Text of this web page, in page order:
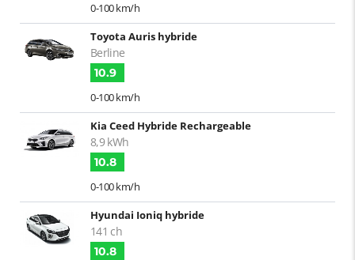
0-100 km/h
Toyota Auris hybride
Berline
10.9
0-100 km/h
Kia Ceed Hybride Rechargeable
8,9 kWh
10.8
0-100 km/h
Hyundai Ioniq hybride
141 ch
10.8